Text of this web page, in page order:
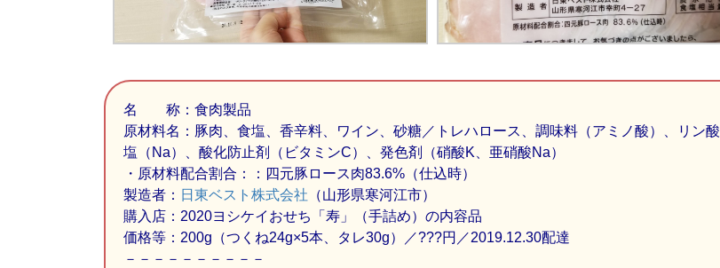
名 称：食肉製品
原材料名：豚肉、食塩、香辛料、ワイン、砂糖／トレハロース、調味料（アミノ酸）、リン酸
塩（Na）、酸化防止剤（ビタミンC）、発色剤（硝酸K、亜硝酸Na）
・原材料配合割合：：四元豚ロース肉83.6%（仕込時）
製造者： 日東ベスト株式会社 （山形県寒河江市）
購入店：2020ヨシケイおせち「寿」（手詰め）の内容品
価格等：200g（つくね24g×5本、タレ30g）／???円／2019.12.30配達
－－－－－－－－－－